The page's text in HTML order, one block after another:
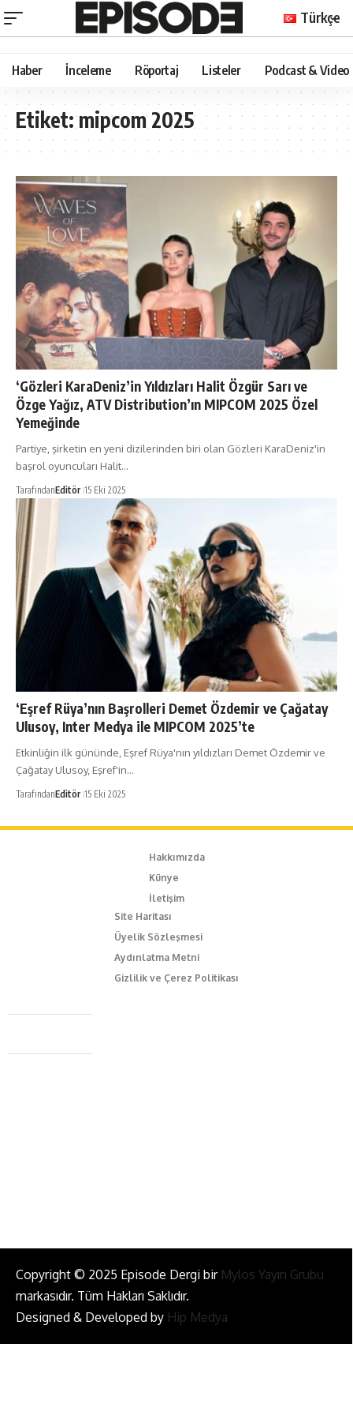
Türkçe
Haber İnceleme Röportaj Listeler Podcast & Video
Etiket:mipcom 2025
‘Gözleri KaraDeniz’in Yıldızları Halit Özgür Sarı ve
Özge Yağız, ATV Distribution’ın MIPCOM 2025 Özel
Yemeğinde
Partiye, şirketin en yeni dizilerinden biri olan Gözleri KaraDeniz'in
başrol oyuncuları Halit…
TarafındanEditör 15 Eki 2025
‘Eşref Rüya’nın Başrolleri Demet Özdemir ve Çağatay
Ulusoy, Inter Medya ile MIPCOM 2025’te
Etkinliğin ilk gününde, Eşref Rüya'nın yıldızları Demet Özdemir ve
Çağatay Ulusoy, Eşref'in…
TarafındanEditör 15 Eki 2025
Hakkımızda
Künye
İletişim
Site Haritası
Üyelik Sözleşmesi
Aydınlatma Metni
Gizlilik ve Çerez Politikası
Caferağa Mah. Dr. Şakir Paşa Sok. No3/A Kadıköy İstanbul
+90 543 345 46 00
Copyright © 2025 Episode Dergi bir Mylos Yayın Grubu
markasıdır. Tüm Hakları Saklıdır.
Designed & Developed by Hip Medya